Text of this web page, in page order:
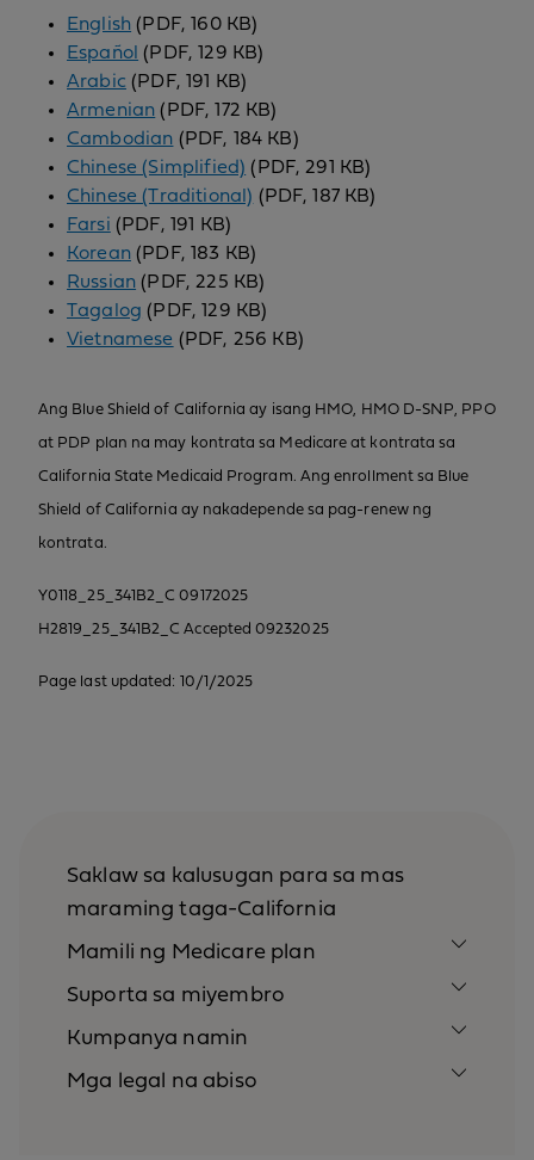
English (PDF, 160 KB)
Español (PDF, 129 KB)
Arabic (PDF, 191 KB)
Armenian (PDF, 172 KB)
Cambodian (PDF, 184 KB)
Chinese (Simplified) (PDF, 291 KB)
Chinese (Traditional) (PDF, 187 KB)
Farsi (PDF, 191 KB)
Korean(PDF, 183 KB)
Russian (PDF, 225 KB)
Tagalog (PDF, 129 KB)
Vietnamese (PDF, 256 KB)
Ang Blue Shield of California ay isang HMO, HMO D-SNP, PPO
at PDP plan na may kontrata sa Medicare at kontrata sa
California State Medicaid Program. Ang enrollment sa Blue
Shield of California ay nakadepende sa pag-renew ng
kontrata.
Y0118_25_341B2_C 09172025
H2819_25_341B2_C Accepted 09232025
Page last updated: 10/1/2025
Saklaw sa kalusugan para sa mas
maraming taga-California
Mamili ng Medicare plan
Suporta sa miyembro
Kumpanya namin
Mga legal na abiso